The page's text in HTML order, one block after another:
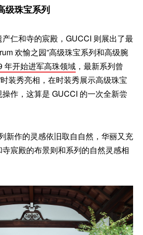
级珠宝系列
仁和寺的宸殿，GUCCI 则展出了最
欢愉之园”高级珠宝系列和高级腕
年开始进军高珠领域 ，最新系列曾
装秀亮相，在时装秀展示高级珠宝
作，这算是 GUCCI 的一次全新尝
新作的灵感依旧取自自然，华丽又充
宸殿的布景则和系列的自然灵感相